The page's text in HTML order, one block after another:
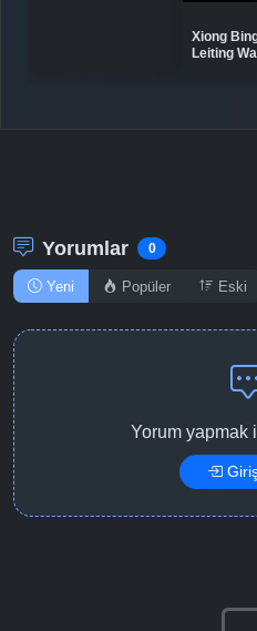
Xiong
Leiting
Yorumlar 0
Yeni Popüler Eski
Yorum yapmak